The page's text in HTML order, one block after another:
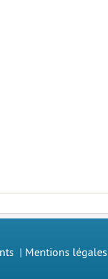
| Mentions légales